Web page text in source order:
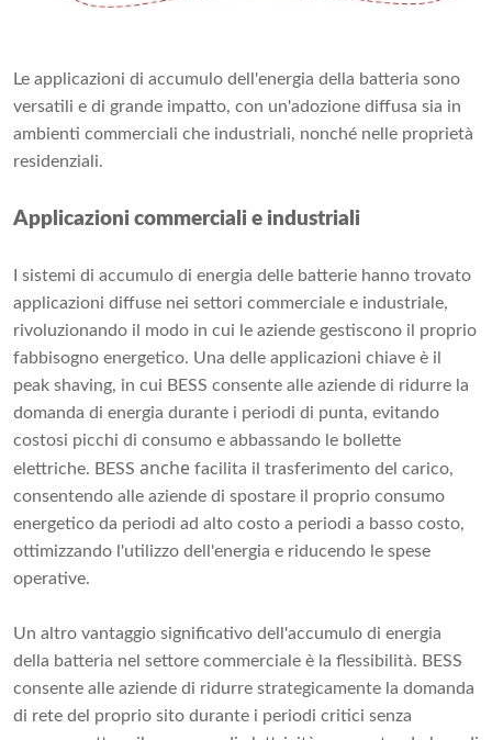
Le applicazioni di accumulo dell'energia della batteria sono
versatili e di grande impatto, con un'adozione diffusa sia in
ambienti commerciali che industriali, nonché nelle proprietà
residenziali.
Applicazioni commerciali e industriali
I sistemi di accumulo di energia delle batterie hanno trovato
applicazioni diffuse nei settori commerciale e industriale,
rivoluzionando il modo in cui le aziende gestiscono il proprio
fabbisogno energetico. Una delle applicazioni chiave è il
peak shaving, in cui BESS consente alle aziende di ridurre la
domanda di energia durante i periodi di punta, evitando
costosi picchi di consumo e abbassando le bollette
elettriche. BESS anche facilita il trasferimento del carico,
consentendo alle aziende di spostare il proprio consumo
energetico da periodi ad alto costo a periodi a basso costo,
ottimizzando l'utilizzo dell'energia e riducendo le spese
operative.
Un altro vantaggio significativo dell'accumulo di energia
della batteria nel settore commerciale è la flessibilità. BESS
consente alle aziende di ridurre strategicamente la domanda
di rete del proprio sito durante i periodi critici senza